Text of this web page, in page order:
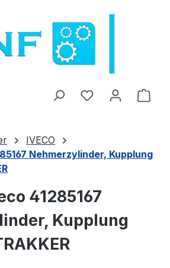
Du hast 0
IVECO
Nehmerzylinder, Kupplung
41285167
Kupplung